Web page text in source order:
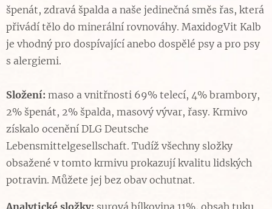
špenát, zdravá špalda a naše jedinečná směs řas, která
přivádí tělo do minerální rovnováhy. MaxidogVit Kalb
je vhodný pro dospívající anebo dospělé psy a pro psy
s alergiemi.
Složení: maso a vnitřnosti 69% telecí, 4% brambory,
2% špenát, 2% špalda, masový vývar, řasy. Krmivo
získalo ocenění DLG Deutsche
Lebensmittelgesellschaft. Tudíž všechny složky
obsažené v tomto krmivu prokazují kvalitu lidských
potravin. Můžete jej bez obav ochutnat.